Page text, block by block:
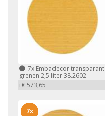
7x Embadecor transparant
grenen 2,5 liter 38.2602
+€ 573,65
7x